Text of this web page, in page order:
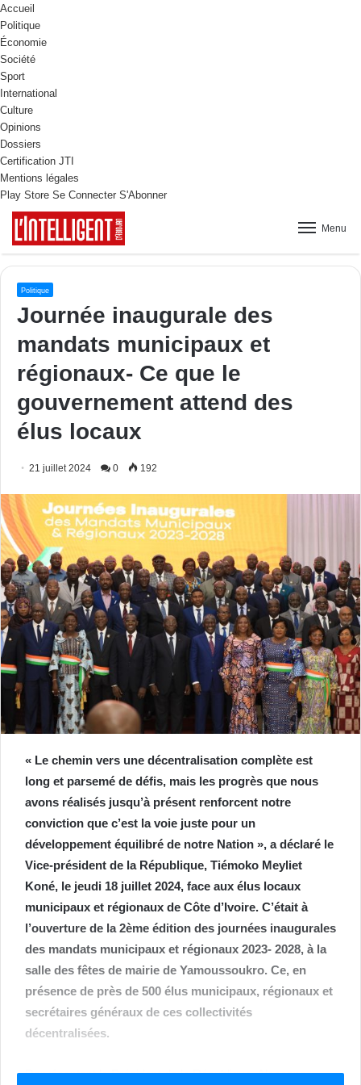
Accueil
Politique
Économie
Société
Sport
International
Culture
Opinions
Dossiers
Certification JTI
Mentions légales
Play Store Se Connecter S'Abonner
Menu
Politique
Journée inaugurale des
mandats municipaux et
régionaux- Ce que le
gouvernement attend des
élus locaux
21 juillet 2024 0 192
« Le chemin vers une décentralisation complète est
long et parsemé de défis, mais les progrès que nous
avons réalisés jusqu’à présent renforcent notre
conviction que c’est la voie juste pour un
développement équilibré de notre Nation », a déclaré le
Vice-président de la République, Tiémoko Meyliet
Koné, le jeudi 18 juillet 2024, face aux élus locaux
municipaux et régionaux de Côte d’Ivoire. C’était à
l’ouverture de la 2ème édition des journées inaugurales
des mandats municipaux et régionaux 2023- 2028, à la
salle des fêtes de mairie de Yamoussoukro. Ce, en
présence de près de 500 élus municipaux, régionaux et
secrétaires généraux de ces collectivités
décentralisées.
Représentant le Président de la République, Alassane